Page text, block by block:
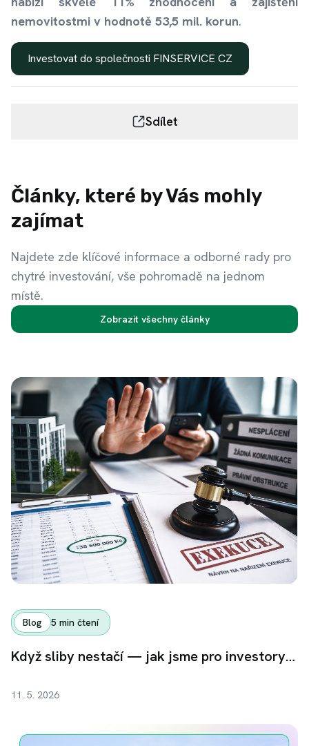
nemovitostmi v hodnotě 53,5 mil. korun.
Investovat do společnosti FINSERVICE CZ
Sdílet
Články, které by Vás mohly
zajímat
Najdete zde klíčové informace a odborné rady pro
chytré investování, vše pohromadě na jednom
místě.
Zobrazit všechny články
Blog 5 min čtení
Když sliby nestačí — jak jsme pro investory získali zpět 38,6 milionu korun
11. 5. 2026